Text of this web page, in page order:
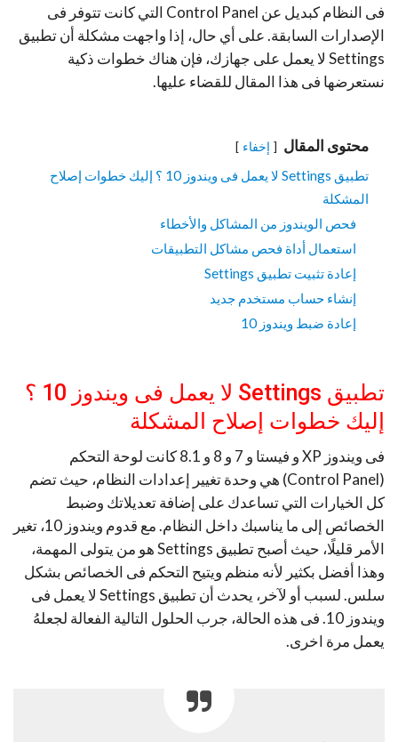
فى النظام كبديل عن Control Panel التي كانت تتوفر فى
الإصدارات السابقة. على أي حال، إذا واجهت مشكلة أن تطبيق
Settings لا يعمل على جهازك، فإن هناك خطوات ذكية
نستعرضها فى هذا المقال للقضاء عليها.
محتوى المقال إخفاء
تطبيق Settings لا يعمل فى ويندوز 10 ؟ إليك خطوات إصلاح
المشكلة
فحص الويندوز من المشاكل والأخطاء
استعمال أداة فحص مشاكل التطبيقات
إعادة تثبيت تطبيق Settings
إنشاء حساب مستخدم جديد
إعادة ضبط ويندوز 10
تطبيق Settings لا يعمل فى ويندوز 10 ؟
إليك خطوات إصلاح المشكلة
فى ويندوز XP و فيستا و 7 و 8 و 8.1 كانت لوحة التحكم
(Control Panel) هي وحدة تغيير إعدادات النظام، حيث تضم
كل الخيارات التي تساعدك على إضافة تعديلاتك وضبط
الخصائص إلى ما يناسبك داخل النظام. مع قدوم ويندوز 10، تغير
الأمر قليلًا، حيث أصبح تطبيق Settings هو من يتولى المهمة،
وهذا أفضل بكثير لأنه منظم ويتيح التحكم فى الخصائص بشكل
سلس. لسبب أو لآخر، يحدث أن تطبيق Settings لا يعمل فى
ويندوز 10. فى هذه الحالة، جرب الحلول التالية الفعالة لجعلهُ
يعمل مرة اخرى.